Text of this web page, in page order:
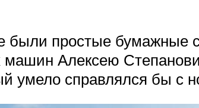
простые бумажные
Алексею
умело справлялся бы